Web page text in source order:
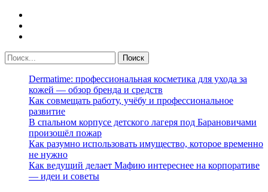
Dermatime: профессиональная косметика для ухода за
кожей — обзор бренда и средств
Как совмещать работу, учёбу и профессиональное
развитие
В спальном корпусе детского лагеря под Барановичами
произошёл пожар
Как разумно использовать имущество, которое временно
не нужно
Как ведущий делает Мафию интереснее на корпоративе
— идеи и советы